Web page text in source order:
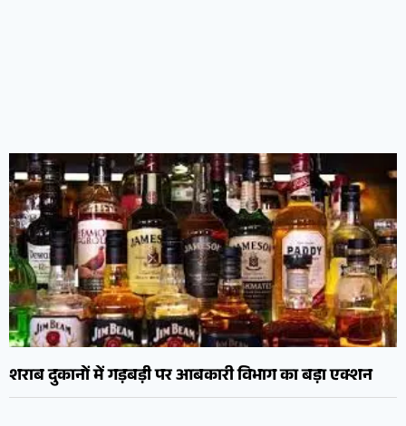
शराब दुकानों में गड़बड़ी पर आबकारी विभाग का बड़ा एक्शन